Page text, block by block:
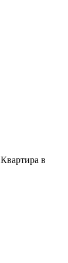
Квартира в